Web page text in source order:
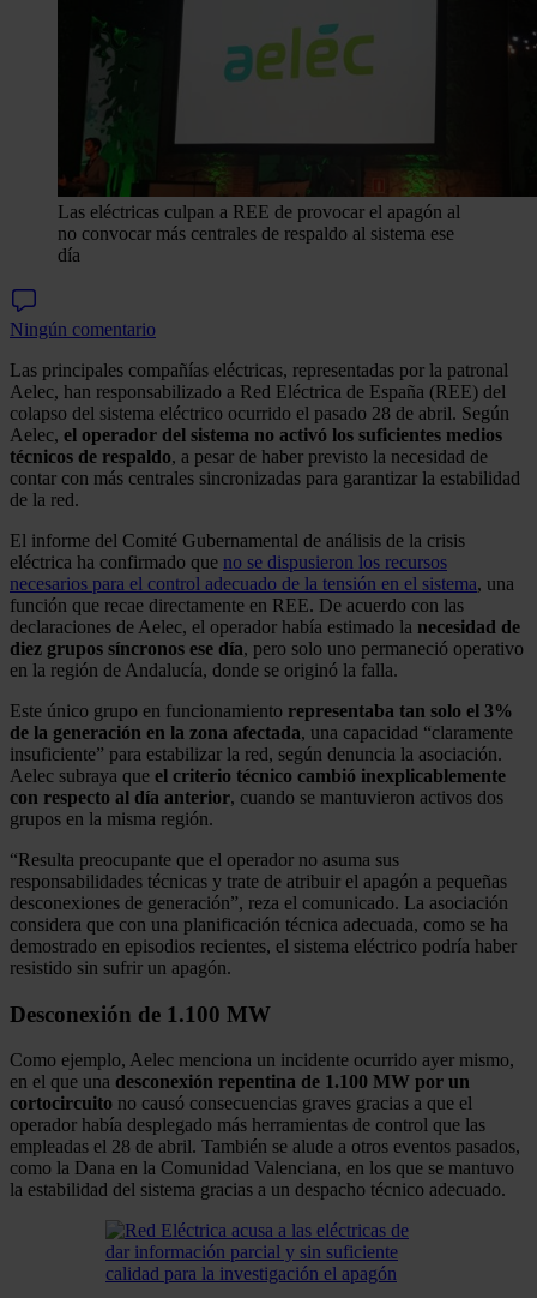
Las eléctricas culpan a REE de provocar el apagón al
no convocar más centrales de respaldo al sistema ese
día
Ningún comentario
Las principales compañías eléctricas, representadas por la patronal
Aelec, han responsabilizado a Red Eléctrica de España (REE) del
colapso del sistema eléctrico ocurrido el pasado 28 de abril. Según
Aelec, el operador del sistema no activó los suficientes medios
técnicos de respaldo, a pesar de haber previsto la necesidad de
contar con más centrales sincronizadas para garantizar la estabilidad
de la red.
El informe del Comité Gubernamental de análisis de la crisis
eléctrica ha confirmado que no se dispusieron los recursos
necesarios para el control adecuado de la tensión en el sistema, una
función que recae directamente en REE. De acuerdo con las
declaraciones de Aelec, el operador había estimado la necesidad de
diez grupos síncronos ese día, pero solo uno permaneció operativo
en la región de Andalucía, donde se originó la falla.
Este único grupo en funcionamiento representaba tan solo el 3%
de la generación en la zona afectada, una capacidad “claramente
insuficiente” para estabilizar la red, según denuncia la asociación.
Aelec subraya que el criterio técnico cambió inexplicablemente
con respecto al día anterior, cuando se mantuvieron activos dos
grupos en la misma región.
“Resulta preocupante que el operador no asuma sus
responsabilidades técnicas y trate de atribuir el apagón a pequeñas
desconexiones de generación”, reza el comunicado. La asociación
considera que con una planificación técnica adecuada, como se ha
demostrado en episodios recientes, el sistema eléctrico podría haber
resistido sin sufrir un apagón.
Desconexión de 1.100 MW
Como ejemplo, Aelec menciona un incidente ocurrido ayer mismo,
en el que una desconexión repentina de 1.100 MW por un
cortocircuito no causó consecuencias graves gracias a que el
operador había desplegado más herramientas de control que las
empleadas el 28 de abril. También se alude a otros eventos pasados,
como la Dana en la Comunidad Valenciana, en los que se mantuvo
la estabilidad del sistema gracias a un despacho técnico adecuado.